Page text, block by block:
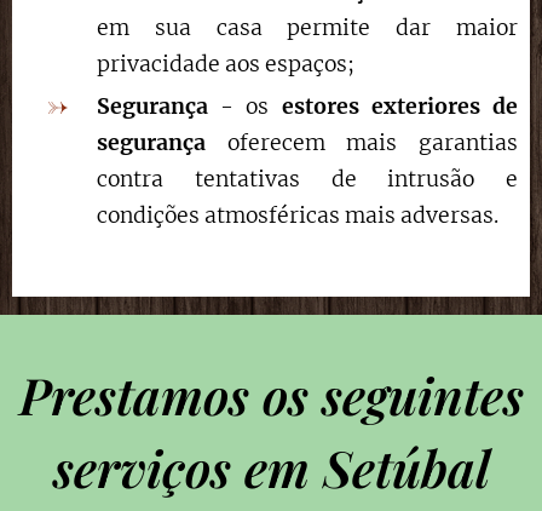
em sua casa permite dar maior
privacidade aos espaços;
Segurança - os estores exteriores de
segurança oferecem mais garantias
contra tentativas de intrusão e
condições atmosféricas mais adversas.
Prestamos os seguintes
serviços em Setúbal